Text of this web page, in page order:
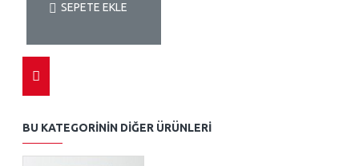
SEPETE EKLE
BU KATEGORININ DIĞER ÜRÜNLERI